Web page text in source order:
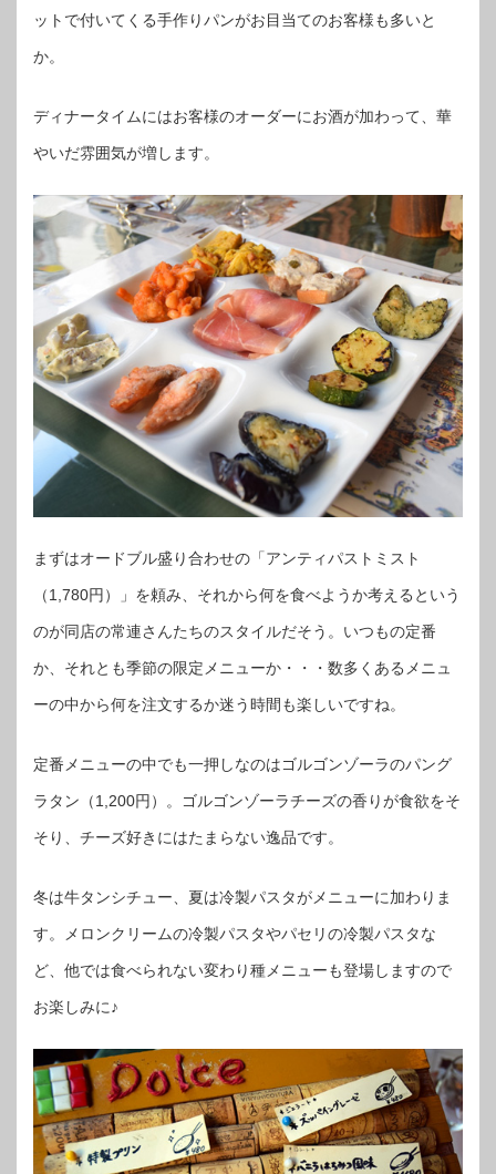
ットで付いてくる手作りパンがお目当てのお客様も多いと
か。
ディナータイムにはお客様のオーダーにお酒が加わって、華
やいだ雰囲気が増します。
まずはオードブル盛り合わせの「アンティパストミスト
（1,780円）」を頼み、それから何を食べようか考えるという
のが同店の常連さんたちのスタイルだそう。いつもの定番
か、それとも季節の限定メニューか・・・数多くあるメニュ
ーの中から何を注文するか迷う時間も楽しいですね。
定番メニューの中でも一押しなのはゴルゴンゾーラのパング
ラタン（1,200円）。ゴルゴンゾーラチーズの香りが食欲をそ
そり、チーズ好きにはたまらない逸品です。
冬は牛タンシチュー、夏は冷製パスタがメニューに加わりま
す。メロンクリームの冷製パスタやパセリの冷製パスタな
ど、他では食べられない変わり種メニューも登場しますので
お楽しみに♪